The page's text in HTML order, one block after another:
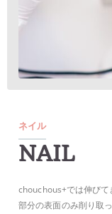
ネイル
NAIL
chouchous+では伸び
部分の表面のみ削り取